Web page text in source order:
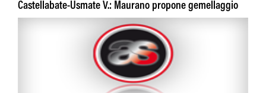
Castellabate-Usmate V.: Maurano propone gemellaggio